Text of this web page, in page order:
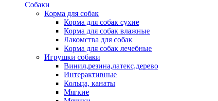
Собаки
Корма для собак
Корма для собак сухие
Корма для собак влажные
Лакомства для собак
Корма для собак лечебные
Игрушки собаки
Винил,резина,латекс,дерево
Интерактивные
Кольца, канаты
Мягкие